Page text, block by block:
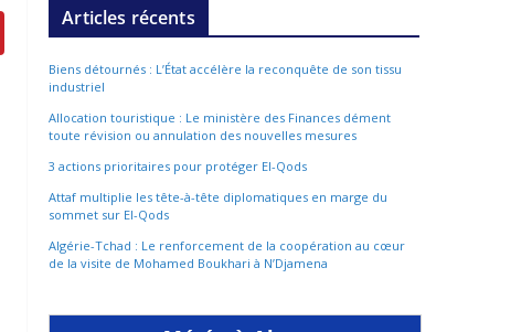
Articles récents
Biens détournés : L’État accélère la reconquête de son tissu
industriel
Allocation touristique : Le ministère des Finances dément
toute révision ou annulation des nouvelles mesures
3 actions prioritaires pour protéger El-Qods
Attaf multiplie les tête-à-tête diplomatiques en marge du
sommet sur El-Qods
Algérie-Tchad : Le renforcement de la coopération au cœur
de la visite de Mohamed Boukhari à N’Djamena